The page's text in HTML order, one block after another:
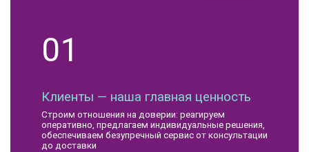
01
Клиенты — наша главная ценность
Строим отношения на доверии: реагируем
оперативно, предлагаем индивидуальные решения,
обеспечиваем безупречный сервис от консультации
до доставки